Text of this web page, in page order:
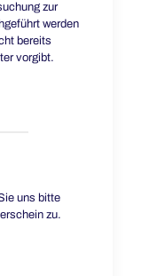
zur
werden
bereits
vorgibt.
uns bitte
zu.